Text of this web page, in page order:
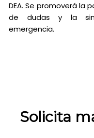
DEA. Se promoverá la
de dudas y la
emergencia.
Solicita